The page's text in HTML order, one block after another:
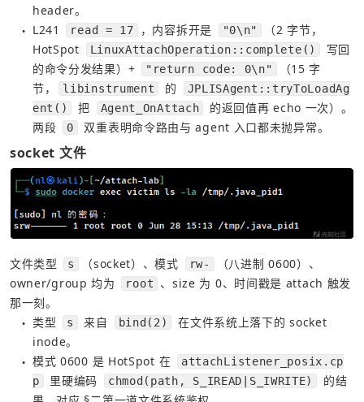
header。
● L241 read = 17 ，内容拆开是 "0\n"
（2 字节，
HotSpot
LinuxAttachOperation::complete()
写回
的命令分发结果）+
"return code: 0\n"
（15 字
节，
libinstrument 的
JPLISAgent::tryToLoadAg
ent()
把 Agent_OnAttach
的返回值再 echo 一次）。
两段
0 双重表明命令路由与 agent 入口都未抛异常。
socket 文件
文件类型 s （socket）、模式 rw-
（八进制 0600）、
owner/group 均为
root
、size 为 0、时间戳是 attach 触发
那一刻。
● 类型 s 来自 bind(2)
在文件系统上落下的 socket
inode。
● 模式 0600 是 HotSpot 在
attachListener_posix.cp
p
里硬编码 chmod(path, S_IREAD|S_IWRITE)
的结